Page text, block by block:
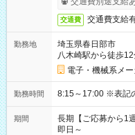
交通費 交通費支給
勤務地
埼玉県春日部市
八木崎駅から徒歩
電子・機械系メー
勤務時間 8:15～
期間
長期【ご応募から1
即日～